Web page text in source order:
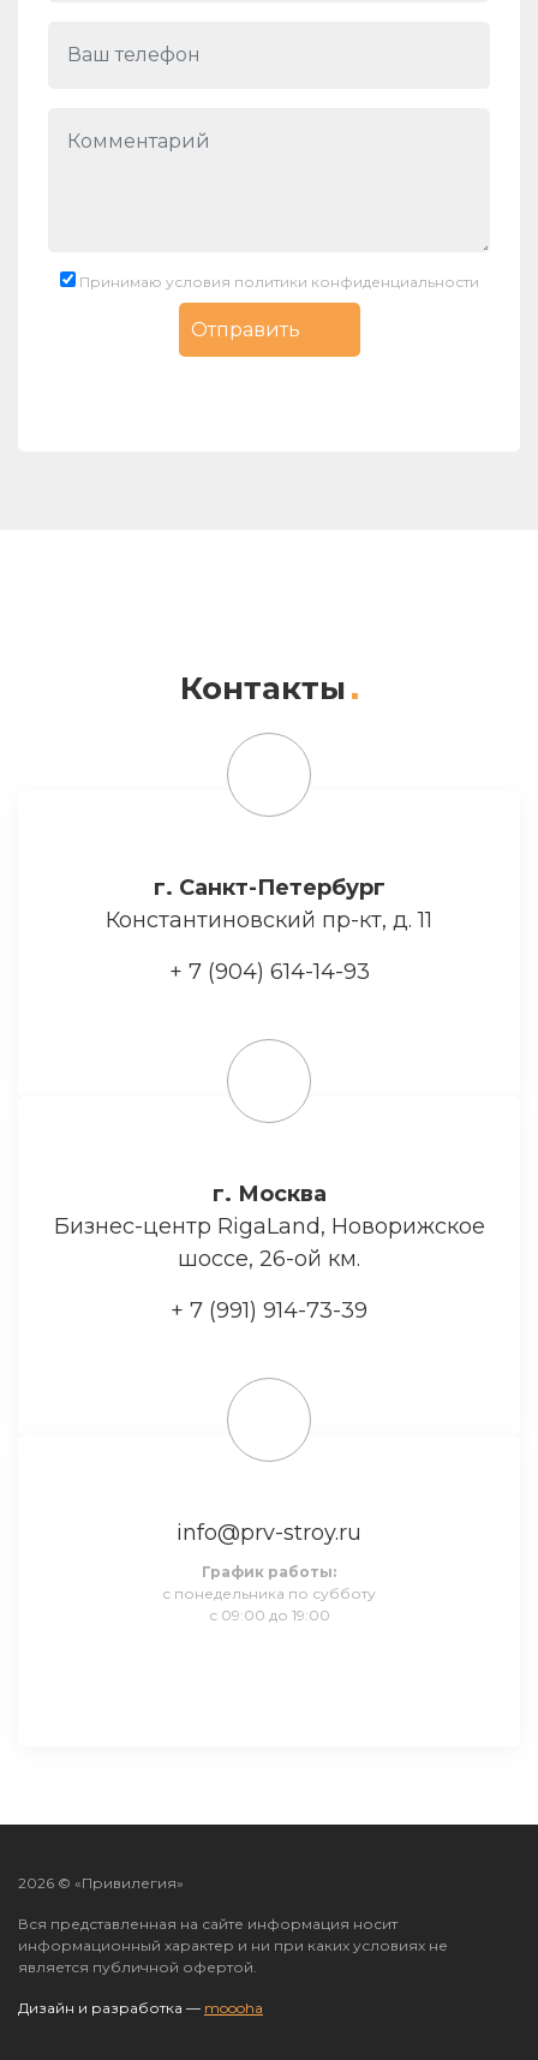
Принимаю условия политики конфиденциальности
Контакты
г. Санкт-Петербург
Константиновский пр-кт, д. 11
+ 7 (904) 614-14-93
г. Москва
Бизнес-центр RigaLand, Новорижское
шоссе, 26-ой км.
+ 7 (991) 914-73-39
info@prv-stroy.ru
График работы:
с понедельника по субботу
с 09:00 до 19:00
2026 © «Привилегия»
Вся представленная на сайте информация носит
информационный характер и ни при каких условиях не
является публичной офертой.
Дизайн и разработка — moooha